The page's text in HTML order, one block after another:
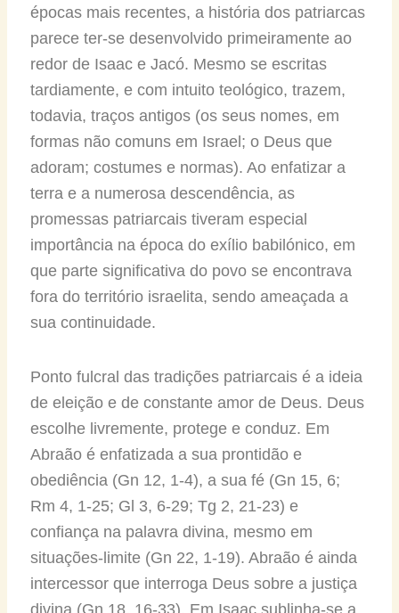
épocas mais recentes, a história dos patriarcas
parece ter-se desenvolvido primeiramente ao
redor de Isaac e Jacó. Mesmo se escritas
tardiamente, e com intuito teológico, trazem,
todavia, traços antigos (os seus nomes, em
formas não comuns em Israel; o Deus que
adoram; costumes e normas). Ao enfatizar a
terra e a numerosa descendência, as
promessas patriarcais tiveram especial
importância na época do exílio babilónico, em
que parte significativa do povo se encontrava
fora do território israelita, sendo ameaçada a
sua continuidade.
Ponto fulcral das tradições patriarcais é a ideia
de eleição e de constante amor de Deus. Deus
escolhe livremente, protege e conduz. Em
Abraão é enfatizada a sua prontidão e
obediência (Gn 12, 1-4), a sua fé (Gn 15, 6;
Rm 4, 1-25; Gl 3, 6-29; Tg 2, 21-23) e
confiança na palavra divina, mesmo em
situações-limite (Gn 22, 1-19). Abraão é ainda
intercessor que interroga Deus sobre a justiça
divina (Gn 18, 16-33). Em Isaac sublinha-se a